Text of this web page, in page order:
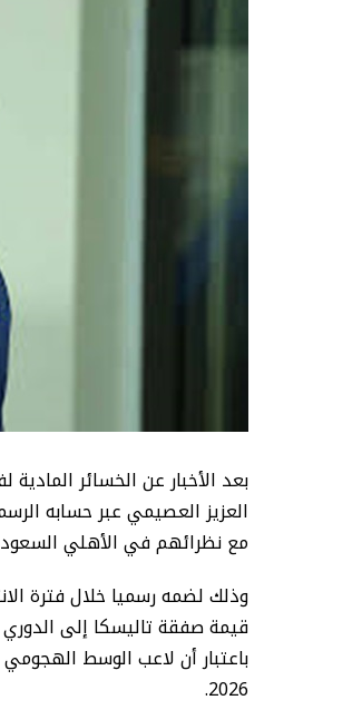
بعد الأخبار عن الخسائر
العزيز العصيمي عبر حسابه
مع نظرائهم في الأهلي
وذلك لضمه رسميا خلال فترة
2026.